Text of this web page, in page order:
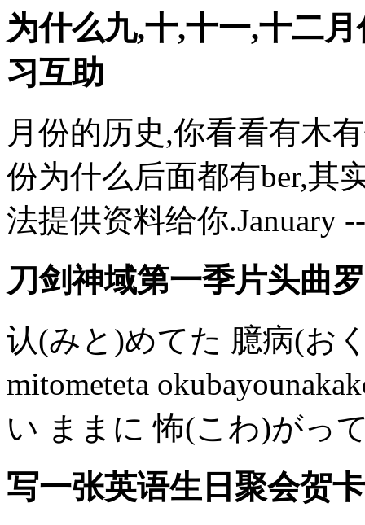
为什么九,十,十一,十二
习互助
月份的历史,你看看有木
份为什么后面都有ber,其
法提供资料给你.January
刀剑神域第一季片头曲
认(みと)めてた 臆病(お
mitometeta
い ままに 怖(こわ)がっ
写一张英语生日聚会贺